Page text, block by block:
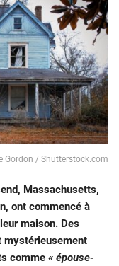
Gordon / Shutterstock.com
Massachusetts,
ont commencé à
maison. Des
mystérieusement
comme « épouse-